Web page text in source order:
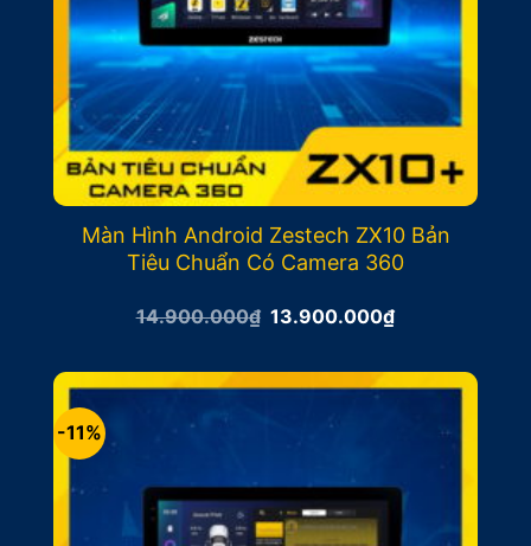
Màn Hình Android Zestech ZX10 Bản
Tiêu Chuẩn Có Camera 360
14.900.000₫ Giá
14.900.000₫.
13.900.000₫Giá
là:
13.900.000₫.
-11%